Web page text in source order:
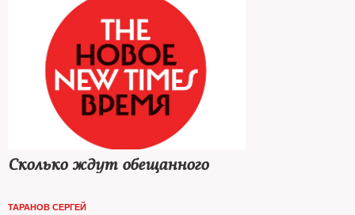
Сколько ждут обещанного
ТАРАНОВ СЕРГЕЙ